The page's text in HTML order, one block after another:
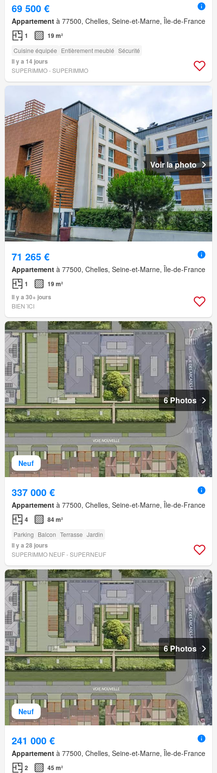
69 500 €
Appartement à 77500, Chelles, Seine-et-Marne, Île-de-France
1 19 m²
Cuisine équipée Entièrement meublé Sécurité
Il y a 14 jours
SUPERIMMO - SUPERIMMO
Voir la photo
71 265 €
Appartement à 77500, Chelles, Seine-et-Marne, Île-de-France
1
19 m²
Il y a 30+ jours
BIEN´ICI
Neuf
6 Photos
337 000 €
Appartement à 77500, Chelles, Seine-et-Marne, Île-de-France
4 84 m²
Parking Balcon Terrasse Jardin
Il y a 28 jours
SUPERIMMO NEUF - SUPERNEUF
Neuf
6 Photos
241 000 €
Appartement à 77500, Chelles, Seine-et-Marne, Île-de-France
2 45 m²